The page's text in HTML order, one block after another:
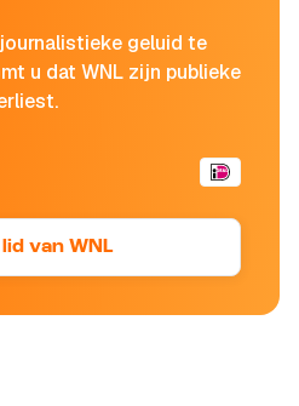
geluid te
u dat WNL zijn publieke
van WNL